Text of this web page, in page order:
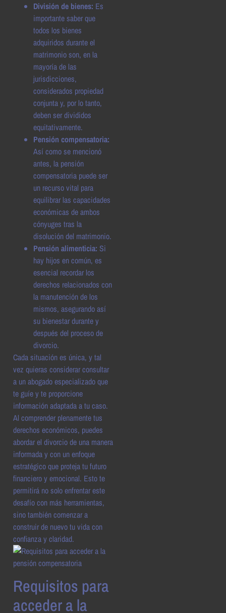
División de bienes: Es
importante saber que
todos los bienes
adquiridos durante el
matrimonio son, en la
mayoría de las
jurisdicciones,
considerados propiedad
conjunta y, por lo tanto,
deben ser divididos
equitativamente.
Pensión compensatoria:
Así como se mencionó
antes, la pensión
compensatoria puede ser
un recurso vital para
equilibrar las capacidades
económicas de ambos
cónyuges tras la
disolución del matrimonio.
Pensión alimenticia: Si
hay hijos en común, es
esencial recordar los
derechos relacionados con
la manutención de los
mismos, asegurando así
su bienestar durante y
después del proceso de
divorcio.
Cada situación es única, y tal
vez quieras considerar consultar
a un abogado especializado que
te guíe y te proporcione
información adaptada a tu caso.
Al comprender plenamente tus
derechos económicos, puedes
abordar el divorcio de una manera
informada y con un enfoque
estratégico que proteja tu futuro
financiero y emocional. Esto te
permitirá no solo enfrentar este
desafío con más herramientas,
sino también comenzar a
construir de nuevo tu vida con
confianza y claridad.
Requisitos para
acceder a la